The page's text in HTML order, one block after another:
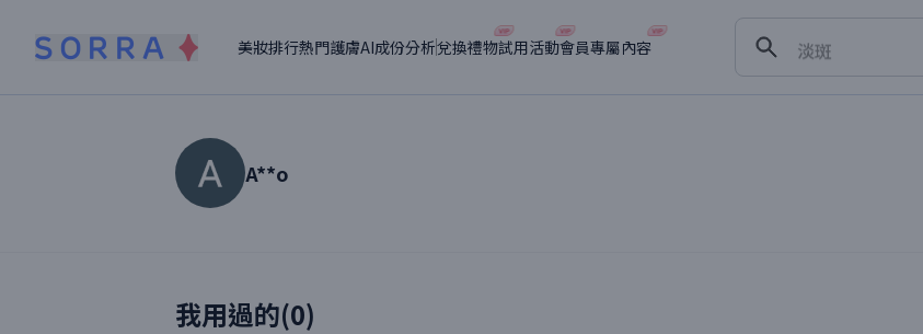
美妝排行熱門護膚AI成份分析兌換禮物試用活動會員專屬內容
淡斑
讀者【 A**o 】美妝真實體驗
A**o
我用過的(0)